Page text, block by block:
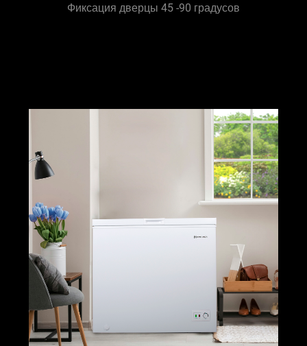
Фиксация дверцы 45 -90 градусов